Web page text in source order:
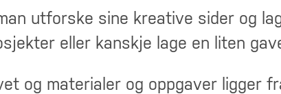
utforske sine kreative sider og
eller kanskje lage en liten
og materialer og oppgaver ligger